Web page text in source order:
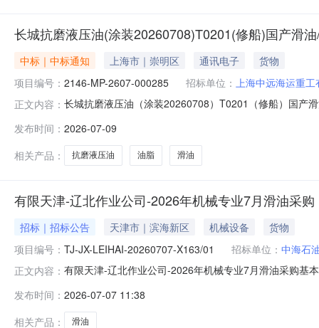
长城抗磨液压油(涂装20260708)T0201(修船)国产滑
中标｜中标通知 上海市｜崇明区 通讯电子
货物
项目编号： 2146-MP-2607-000285 招标单位： 上海中远海运重工
正文内容： 长城抗磨液压油（涂装20260708）T0201（修船）国产
重工电子采购平台上已完成评标工作，现将中标结果公
发布时间： 2026-07-09
相关产品：
抗磨液压油 油脂 滑油
有限天津-辽北作业公司-2026年机械专业7月滑油采购
招标｜招标公告 天津市｜滨海新区 机械设备
货物
项目编号： TJ-JX-LEIHAI-20260707-X163/01 招标单位： 中海石
正文内容： 有限天津-辽北作业公司-2026年机械专业7月滑油采购基
团有限公司供应链数字化平台标段信息1.有限天津-辽北
发布时间： 2026-07-07 11:38
相关产品：
滑油